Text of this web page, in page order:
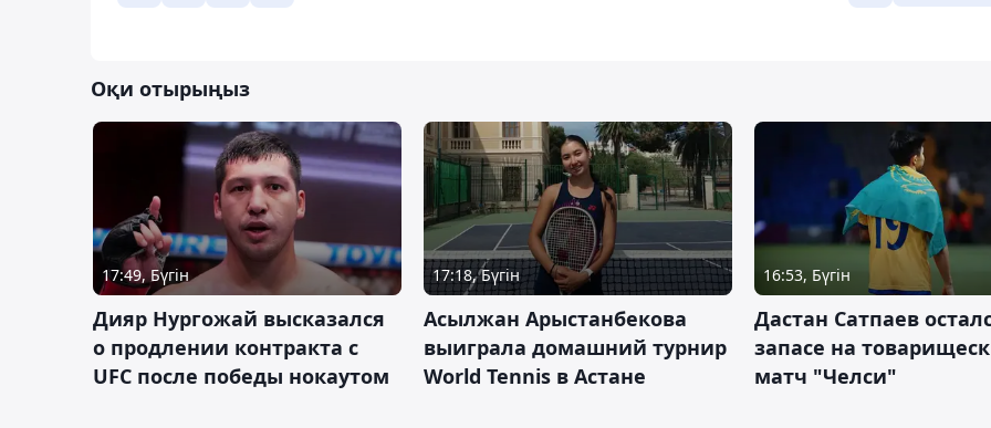
Оқи отырыңыз
17:49, Бүгін
Дияр Нургожай высказался
о продлении контракта с
UFC после победы нокаутом
17:18, Бүгін
Асылжан Арыстанбекова
выиграла домашний турнир
World Tennis в Астане
16:53, Бүгін
Дастан Сатпаев
запасе на
матч "Челси"